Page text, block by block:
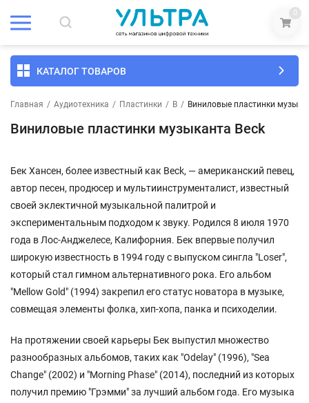
0
КАТАЛОГ ТОВАРОВ
Главная / Аудиотехника / Пластинки / B / Виниловые пластинки
Виниловые пластинки музыканта Beck
Бек Хансен, более известный как Beck, — американский певец,
автор песен, продюсер и мультиинструменталист, известный
своей эклектичной музыкальной палитрой и
экспериментальным подходом к звуку. Родился 8 июля 1970
года в Лос-Анджелесе, Калифорния. Бек впервые получил
широкую известность в 1994 году с выпуском сингла "Loser",
который стал гимном альтернативного рока. Его альбом
"Mellow Gold" (1994) закрепил его статус новатора в музыке,
совмещая элементы фолка, хип-хопа, панка и психоделии.
На протяжении своей карьеры Бек выпустил множество
разнообразных альбомов, таких как "Odelay" (1996), "Sea
Change" (2002) и "Morning Phase" (2014), последний из которых
получил премию "Грэмми" за лучший альбом года. Его музыка